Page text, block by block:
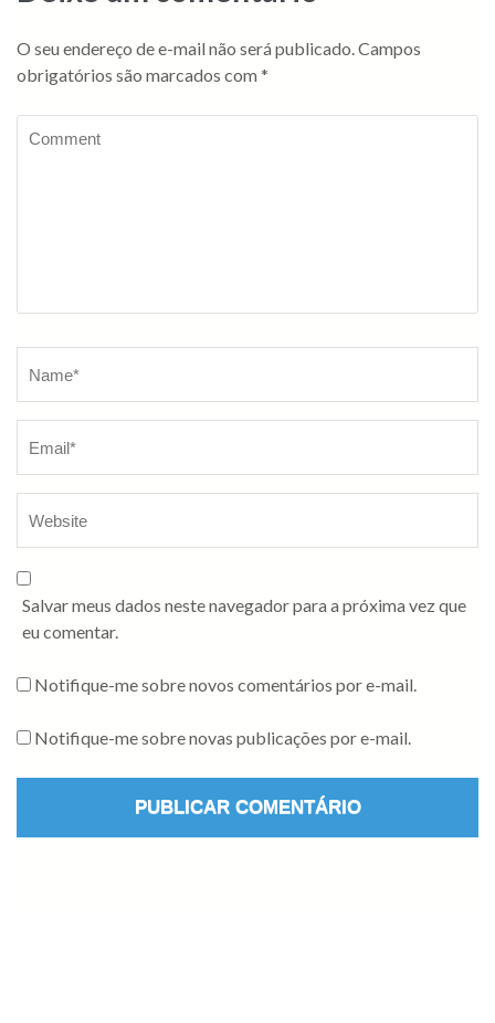
O seu endereço de e-mail não será publicado.Campos
obrigatórios são marcados com *
Salvar meus dados neste navegador para a próxima vez que
eu comentar.
Notifique-me sobre novos comentários por e-mail.
Notifique-me sobre novas publicações por e-mail.